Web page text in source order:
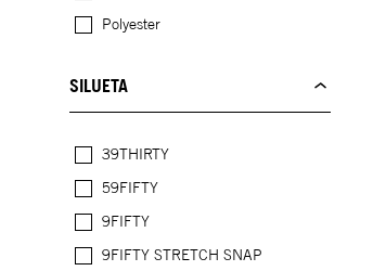
Polyester
SILUETA
39THIRTY
59FIFTY
9FIFTY
9FIFTY STRETCH SNAP